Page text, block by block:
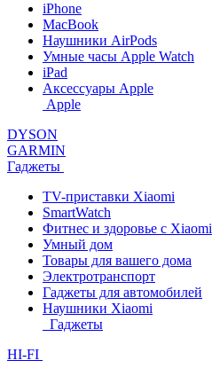
iPhone
MacBook
Наушники AirPods
Умные часы Apple Watch
iPad
Аксессуары Apple
Apple
DYSON
GARMIN
Гаджеты
TV-приставки Xiaomi
SmartWatch
Фитнес и здоровье с Xiaomi
Умный дом
Товары для вашего дома
Электротранспорт
Гаджеты для автомобилей
Наушники Xiaomi
Гаджеты
HI-FI